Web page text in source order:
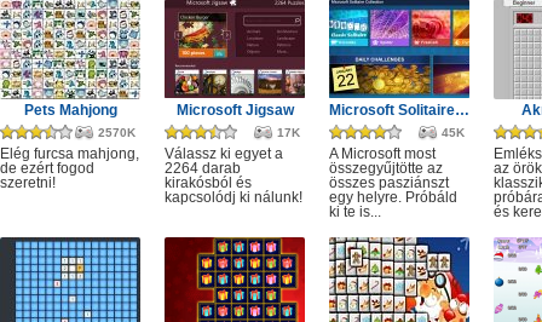
Pets Mahjong
2570K
Elég furcsa mahjong,
de ezért fogod
szeretni!
Microsoft Jigsaw
17K
Válassz ki egyet a
2264 darab
kirakósból és
kapcsolódj ki nálunk!
Microsoft Solitaire Collection
45K
A Microsoft most
összegyűjtötte az
összes pasziánszt
egy helyre. Próbáld
ki te is...
az örök
és